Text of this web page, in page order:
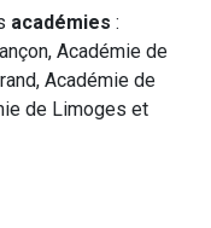
académies :
Académie de
Académie de
de Limoges et